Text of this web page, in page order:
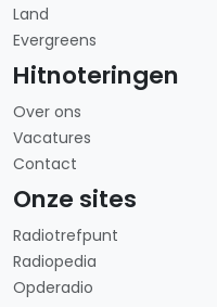
Land
Evergreens
Hitnoteringen
Over ons
Vacatures
Contact
Onze sites
Radiotrefpunt
Radiopedia
Opderadio